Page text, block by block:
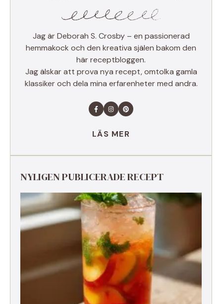
Jag är Deborah S. Crosby – en passionerad
hemmakock och den kreativa själen bakom den
här receptbloggen.
Jag älskar att prova nya recept, omtolka gamla
klassiker och dela mina erfarenheter med andra.
LÄS MER
NYLIGEN PUBLICERADE RECEPT